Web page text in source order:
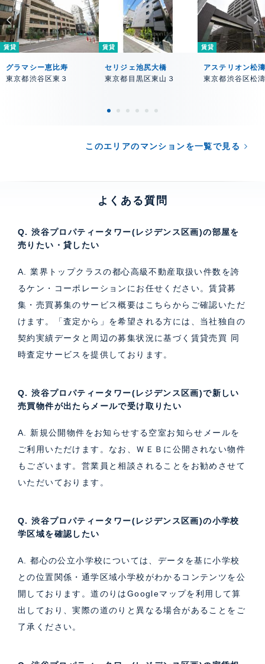
賃貸
グラマシー恵比寿
東京都渋谷区東３
賃貸
セリジェ池尻大橋
東京都目黒区東山３
賃貸
アステリオン松
東京都渋谷区松
このエリアのマンションを一覧で見る
よくある質問
Q. 渋谷プロパティータワー(レジデンス区画)の部屋を
売りたい・貸したい
A. 業界トップクラスの都心高級不動産取扱い件数を誇
るケン・コーポレーションにお任せください。賃貸募
集・売買募集のサービス概要はこちら からご確認いただ
けます。「査定から」を希望される方には、当社独自の
契約実績データと周辺の募集状況に基づく 賃貸売買 同
時査定サービス を提供しております。
Q. 渋谷プロパティータワー(レジデンス区画)で新しい
売買物件が出たらメールで受け取りたい
A. 新規公開物件をお知らせする空室お知らせメールを
ご利用いただけます。なお、ＷＥＢに公開されない物件
もございます。営業員と相談されることをお勧めさせて
いただいております。
Q. 渋谷プロパティータワー(レジデンス区画)の小学校
学区域を確認したい
A. 都心の公立小学校については、データを基に小学校
との位置関係・通学区域小学校がわかるコンテンツを公
開しております。道のりはGoogleマップを利用して算
出しており、実際の道のりと異なる場合があることをご
了承ください。